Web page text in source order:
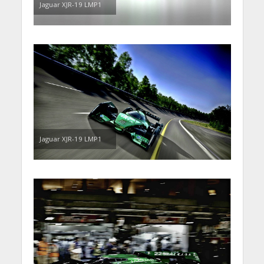
Jaguar XJR-19 LMP1
Jaguar XJR-19 LMP1